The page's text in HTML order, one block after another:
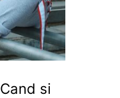
Cand si